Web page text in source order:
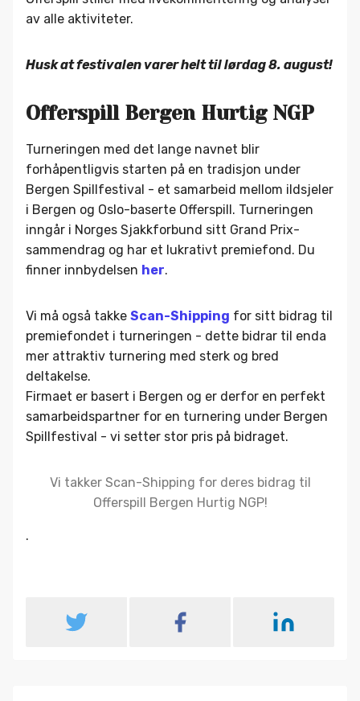
av alle aktiviteter.
Husk at festivalen varer helt til lørdag 8. august!
Offerspill Bergen Hurtig NGP
Turneringen med det lange navnet blir
forhåpentligvis starten på en tradisjon under
Bergen Spillfestival - et samarbeid mellom ildsjeler
i Bergen og Oslo-baserte Offerspill. Turneringen
inngår i Norges Sjakkforbund sitt Grand Prix-
sammendrag og har et lukrativt premiefond. Du
finner innbydelsen her.
Vi må også takke Scan-Shipping for sitt bidrag til
premiefondet i turneringen - dette bidrar til enda
mer attraktiv turnering med sterk og bred
deltakelse.
Firmaet er basert i Bergen og er derfor en perfekt
samarbeidspartner for en turnering under Bergen
Spillfestival - vi setter stor pris på bidraget.
Vi takker Scan-Shipping for deres bidrag til
Offerspill Bergen Hurtig NGP!
.